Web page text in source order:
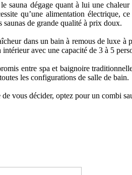
sauna dégage quant à lui une
qu’une alimentation électrique,
saunas de grande qualité à prix doux.
dans un bain à remous de luxe
intérieur avec une capacité de 3 à 5
entre spa et baignoire
les configurations de salle de bain.
vous décider, optez pour un combi